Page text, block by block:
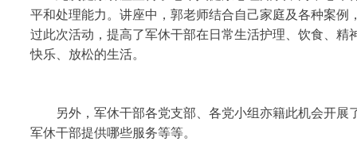
平和处理能力。讲座中，郭老师结合自己家庭及各种案
过此次活动，提高了军休干部在日常生活护理、饮食、
快乐、放松的生活。
另外，军休干部各党支部、各党小组亦籍此机会开展
军休干部提供哪些服务等等。